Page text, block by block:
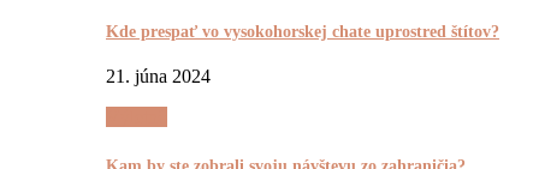
Kde prespať vo vysokohorskej chate uprostred štítov?
21. júna 2024